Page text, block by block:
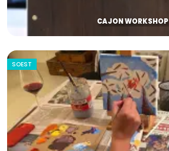
CAJON WORKSHOP
SOEST